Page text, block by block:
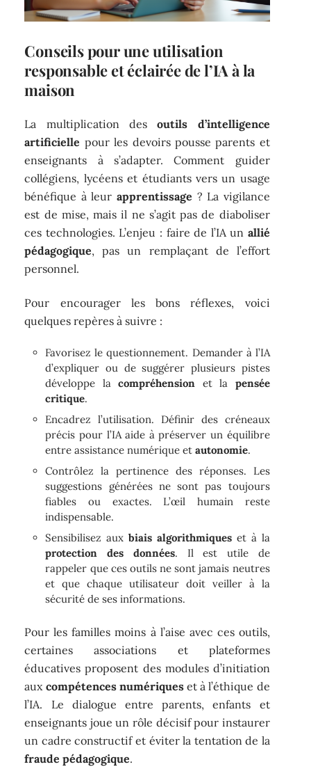
Conseils pour une utilisation
responsable et éclairée de l’IA à la
maison
La multiplication desoutils d’intelligence
artificielle pour les devoirs pousse parents et
enseignants à s’adapter. Comment guider
collégiens, lycéens et étudiants vers un usage
bénéfique à leur apprentissage ? La vigilance
est de mise, mais il ne s’agit pas de diaboliser
ces technologies. L’enjeu : faire de l’IA un allié
pédagogique, pas un remplaçant de l’effort
personnel.
Pour encourager les bons réflexes, voici
quelques repères à suivre :
Favorisez le questionnement. Demander à l’IA
d’expliquer ou de suggérer plusieurs pistes
développe lacompréhension et la pensée
critique.
Encadrez l’utilisation. Définir des créneaux
précis pour l’IA aide à préserver un équilibre
entre assistance numérique etautonomie.
Contrôlez la pertinence des réponses. Les
suggestions générées ne sont pas toujours
fiables ou exactes. L’œil humain reste
indispensable.
Sensibilisez auxbiais algorithmiques et à la
protection des données. Il est utile de
rappeler que ces outils ne sont jamais neutres
et que chaque utilisateur doit veiller à la
sécurité de ses informations.
Pour les familles moins à l’aise avec ces outils,
certaines associations et plateformes
éducatives proposent des modules d’initiation
aux compétences numériqueset à l’éthique de
l’IA. Le dialogue entre parents, enfants et
enseignants joue un rôle décisif pour instaurer
un cadre constructif et éviter la tentation de la
fraude pédagogique.